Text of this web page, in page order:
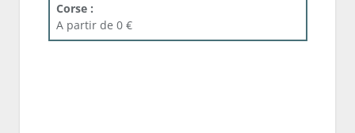
Corse :
A partir de 0 €